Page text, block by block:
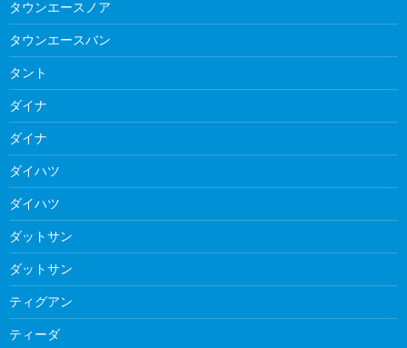
タウンエースノア
タウンエースバン
タント
ダイナ
ダイナ
ダイハツ
ダイハツ
ダットサン
ダットサン
ティグアン
ティーダ